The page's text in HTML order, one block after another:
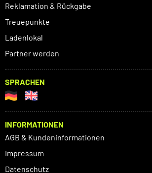
Reklamation & Rückgabe
Treuepunkte
Ladenlokal
Partner werden
SPRACHEN
INFORMATIONEN
AGB & Kundeninformationen
Impressum
Datenschutz